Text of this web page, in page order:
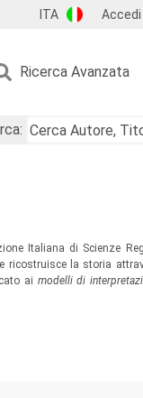
ITA Accedi
Ricerca Avanzata
Italiana di Scienze
la storia
ai modelli di
produzione di idee e temi
multidisciplinarietà ha
della dinamica dei sistemi